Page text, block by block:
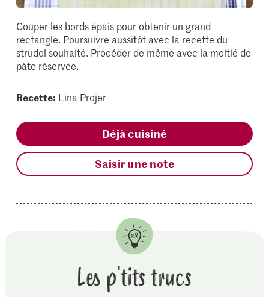
Couper les bords épais pour obtenir un grand
rectangle. Poursuivre aussitôt avec la recette du
strudel souhaité. Procéder de même avec la moitié de
pâte réservée.
Recette: Lina Projer
Déjà cuisiné
Saisir une note
Les p'tits trucs